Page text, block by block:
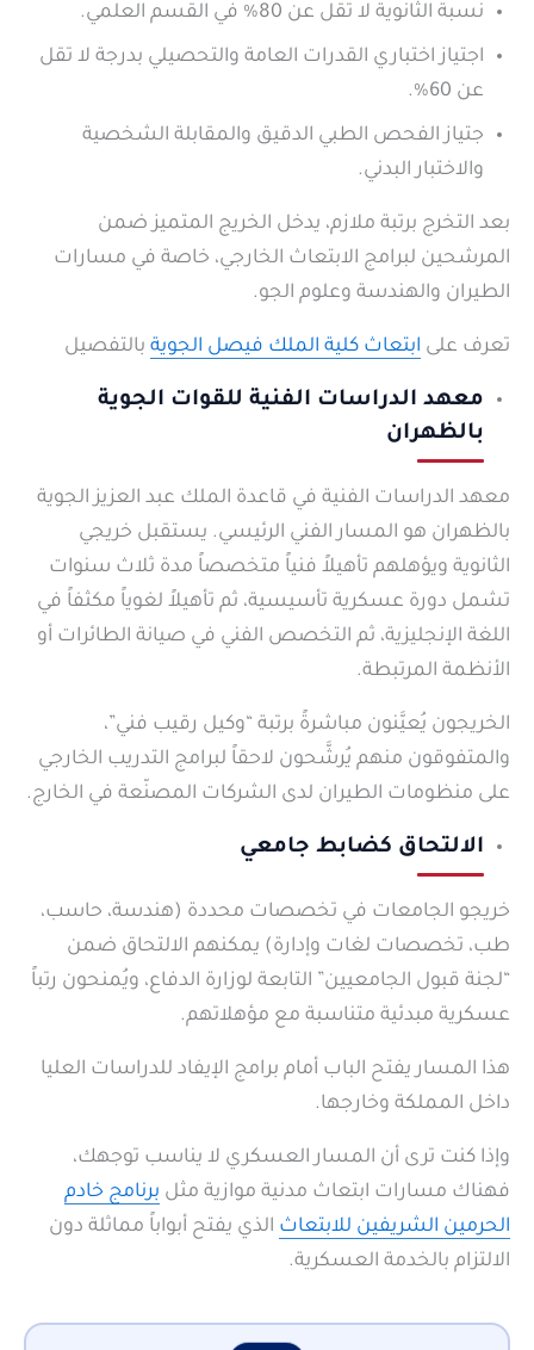
نسبة الثانوية لا تقل عن 80% في القسم العلمي.
اجتياز اختباري القدرات العامة والتحصيلي بدرجة لا تقل
عن 60%.
جتياز الفحص الطبي الدقيق والمقابلة الشخصية
والاختبار البدني.
بعد التخرج برتبة ملازم، يدخل الخريج المتميز ضمن
المرشحين لبرامج الابتعاث الخارجي، خاصة في مسارات
الطيران والهندسة وعلوم الجو.
تعرف على ابتعاث كلية الملك فيصل الجوية بالتفصيل
معهد الدراسات الفنية للقوات الجوية
بالظهران
معهد الدراسات الفنية في قاعدة الملك عبد العزيز الجوية
بالظهران هو المسار الفني الرئيسي. يستقبل خريجي
الثانوية ويؤهلهم تأهيلاً فنياً متخصصاً مدة ثلاث سنوات
تشمل دورة عسكرية تأسيسية، ثم تأهيلاً لغوياً مكثفاً في
اللغة الإنجليزية، ثم التخصص الفني في صيانة الطائرات أو
الأنظمة المرتبطة.
الخريجون يُعيَّنون مباشرةً برتبة “وكيل رقيب فني”،
والمتفوقون منهم يُرشَّحون لاحقاً لبرامج التدريب الخارجي
على منظومات الطيران لدى الشركات المصنّعة في الخارج.
الالتحاق كضابط جامعي
خريجو الجامعات في تخصصات محددة (هندسة، حاسب،
طب، تخصصات لغات وإدارة) يمكنهم الالتحاق ضمن
“لجنة قبول الجامعيين” التابعة لوزارة الدفاع، ويُمنحون رتباً
عسكرية مبدئية متناسبة مع مؤهلاتهم.
هذا المسار يفتح الباب أمام برامج الإيفاد للدراسات العليا
داخل المملكة وخارجها.
وإذا كنت ترى أن المسار العسكري لا يناسب توجهك،
فهناك مسارات ابتعاث مدنية موازية مثل برنامج خادم
الحرمين الشريفين للابتعاث الذي يفتح أبواباً مماثلة دون
الالتزام بالخدمة العسكرية.